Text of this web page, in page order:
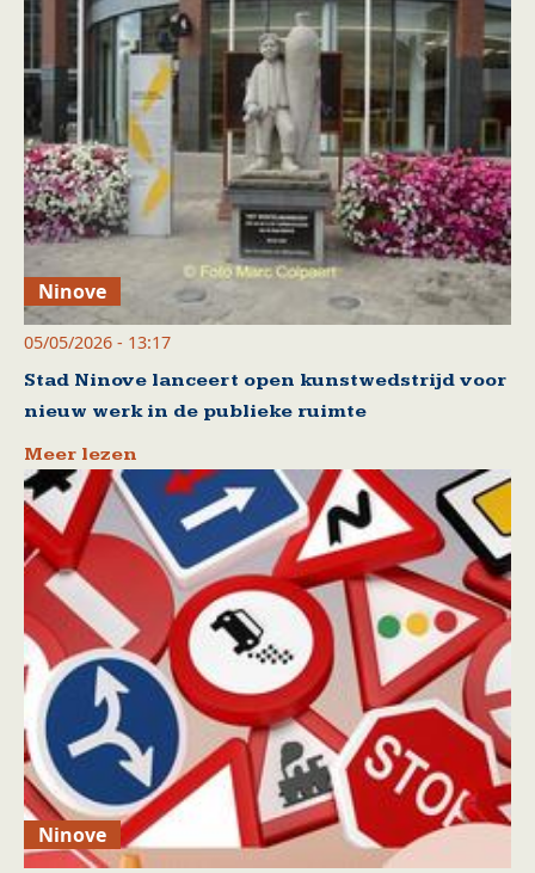
Ninove
05/05/2026 - 13:17
Stad Ninove lanceert open kunstwedstrijd voor
nieuw werk in de publieke ruimte
Meer lezen
Ninove